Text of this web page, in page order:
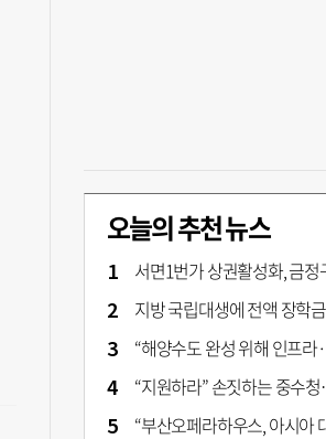
오늘의 추천 뉴스
서면1번가 상권활성화, 금정구 용역 그
지방 국립대생에 전액 장학
“해양수도 완성 위해 인프라·교육·세제 등 전방위 지원”…부산해양수도특
“지원하라” 손짓하는 중수청… “지켜보자” 머
“부산오페라하우스, 아시아 대표 제작 극장